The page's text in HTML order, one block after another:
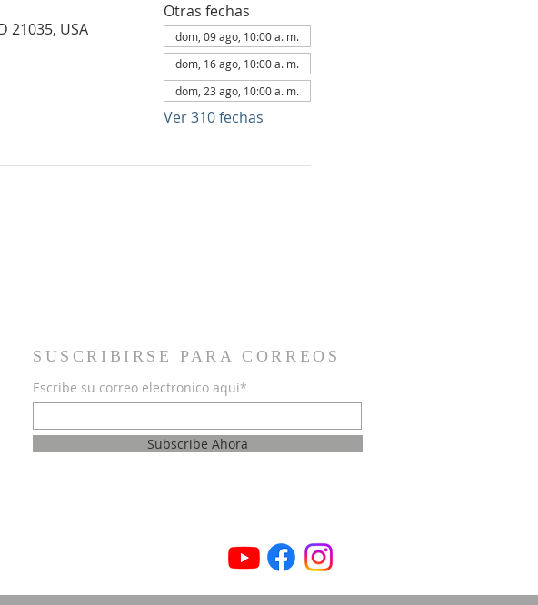
21035, USA
Otras fechas
dom, 09 ago, 10:00 a. m.
dom, 16 ago, 10:00 a. m.
dom, 23 ago, 10:00 a. m.
Ver 310 fechas
SUSCRIBIRSE PARA CORREOS
Escribe su correo electronico aqui*
Subscribe Ahora